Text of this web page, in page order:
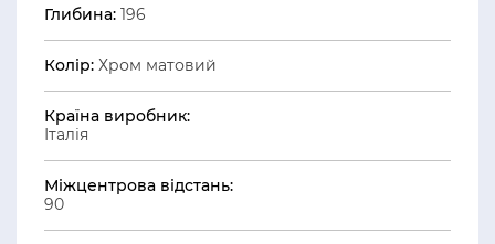
Глибина: 196
Колір: Хром матовий
Країна виробник:
Італія
Міжцентрова відстань:
90